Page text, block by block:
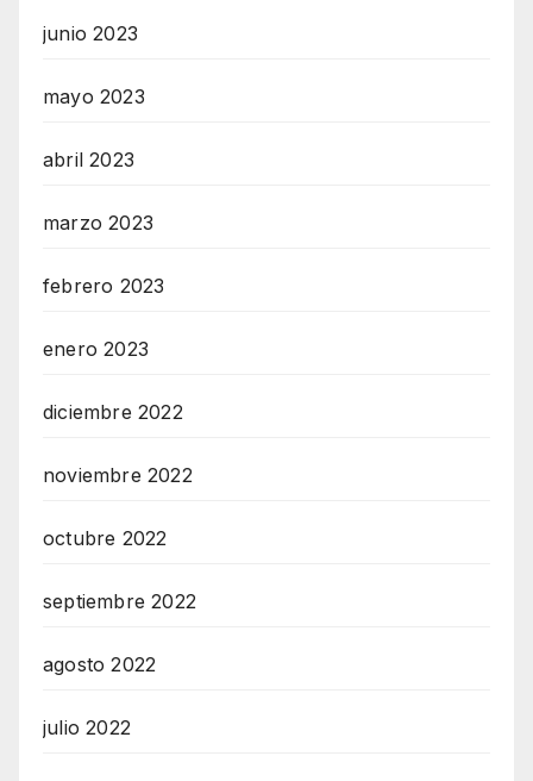
junio 2023
mayo 2023
abril 2023
marzo 2023
febrero 2023
enero 2023
diciembre 2022
noviembre 2022
octubre 2022
septiembre 2022
agosto 2022
julio 2022